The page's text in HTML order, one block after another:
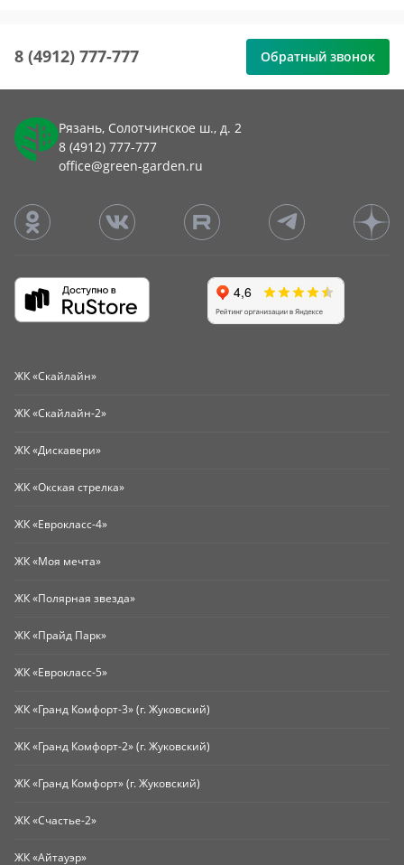
8 (4912) 777-777 Обратный звонок
Рязань, Солотчинское ш., д. 2
8 (4912) 777-777
office@green-garden.ru
ЖК «Скайлайн»
ЖК «Скайлайн-2»
ЖК «Дискавери»
ЖК «Окская стрелка»
ЖК «Еврокласс-4»
ЖК «Моя мечта»
ЖК «Полярная звезда»
ЖК «Прайд Парк»
ЖК «Еврокласс-5»
ЖК «Гранд Комфорт-3» (г. Жуковский)
ЖК «Гранд Комфорт-2» (г. Жуковский)
ЖК «Гранд Комфорт» (г. Жуковский)
ЖК «Счастье-2»
ЖК «Айтауэр»